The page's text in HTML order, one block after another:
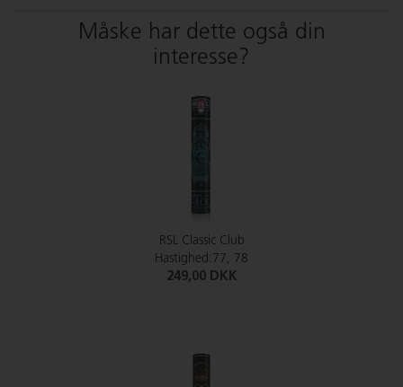
Måske har dette også din
interesse?
RSL Classic Club
Hastighed:77, 78
249,00 DKK